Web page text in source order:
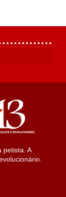
petista. A